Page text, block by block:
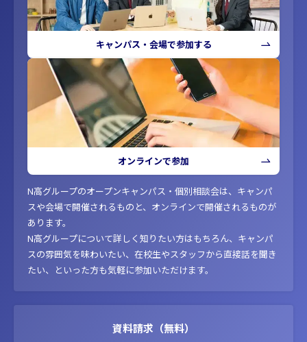
キャンパス・会場で参加する
オンラインで参加
N高グループのオープンキャンパス・個別相談会は、キャンパ
スや会場で開催されるものと、オンラインで開催されるものが
あります。
N高グループについて詳しく知りたい方はもちろん、キャンパ
スの雰囲気を味わいたい、在校生やスタッフから直接話を聞き
たい、といった方も気軽に参加いただけます。
資料請求（無料）